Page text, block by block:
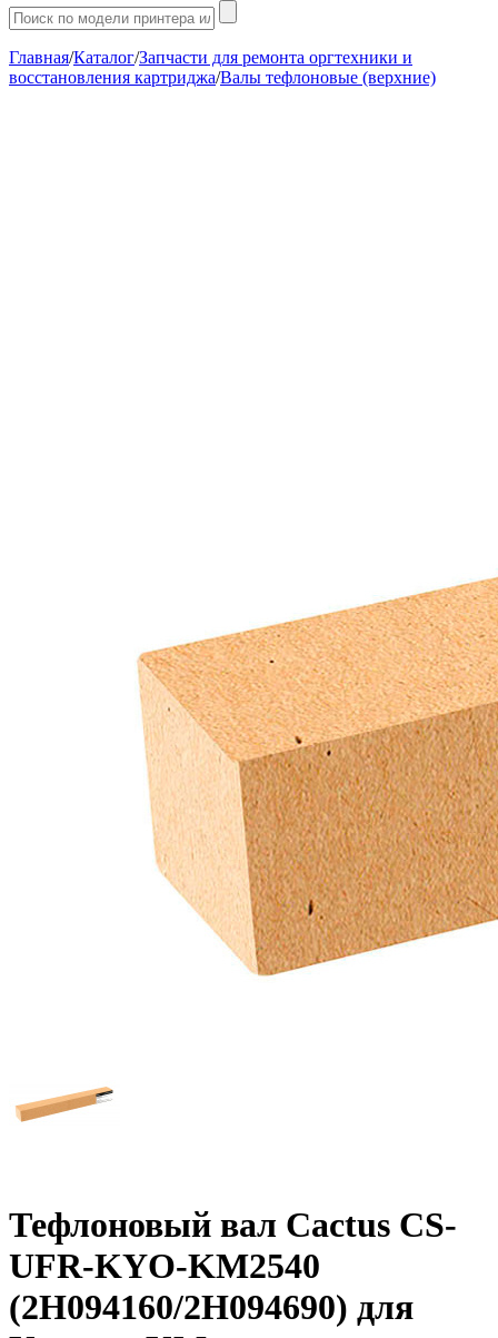
Главная/Каталог/Запчасти для ремонта оргтехники и
восстановления картриджа/Валы тефлоновые (верхние)
Тефлоновый вал Cactus CS-
UFR-KYO-KM2540
(2H094160/2H094690) для